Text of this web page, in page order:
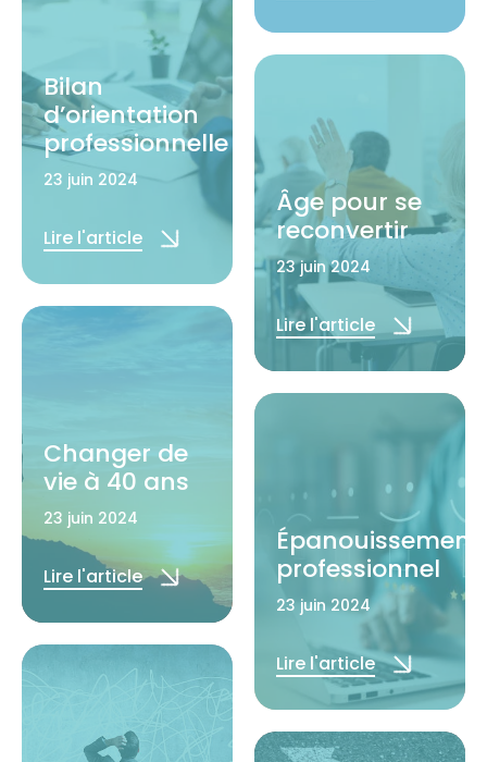
Bilan
d’orientation
professionnelle
23 juin 2024
Lire l'article
Changer de
vie à 40 ans
23 juin 2024
Lire l'article
Âge pour se
reconvertir
23 juin 2024
Lire l'article
Épanouissement
professionnel
23 juin 2024
Lire l'article